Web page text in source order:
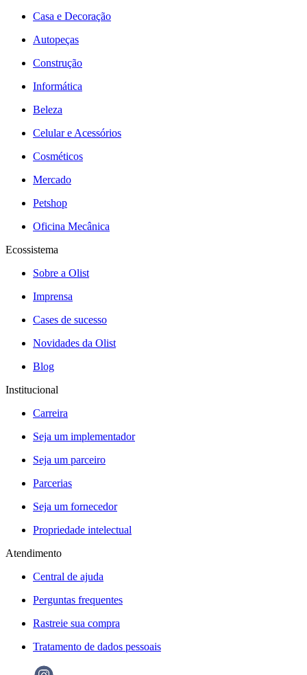
Casa e Decoração
Autopeças
Construção
Informática
Beleza
Celular e Acessórios
Cosméticos
Mercado
Petshop
Oficina Mecânica
Ecossistema
Sobre a Olist
Imprensa
Cases de sucesso
Novidades da Olist
Blog
Institucional
Carreira
Seja um implementador
Seja um parceiro
Parcerias
Seja um fornecedor
Propriedade intelectual
Atendimento
Central de ajuda
Perguntas frequentes
Rastreie sua compra
Tratamento de dados pessoais